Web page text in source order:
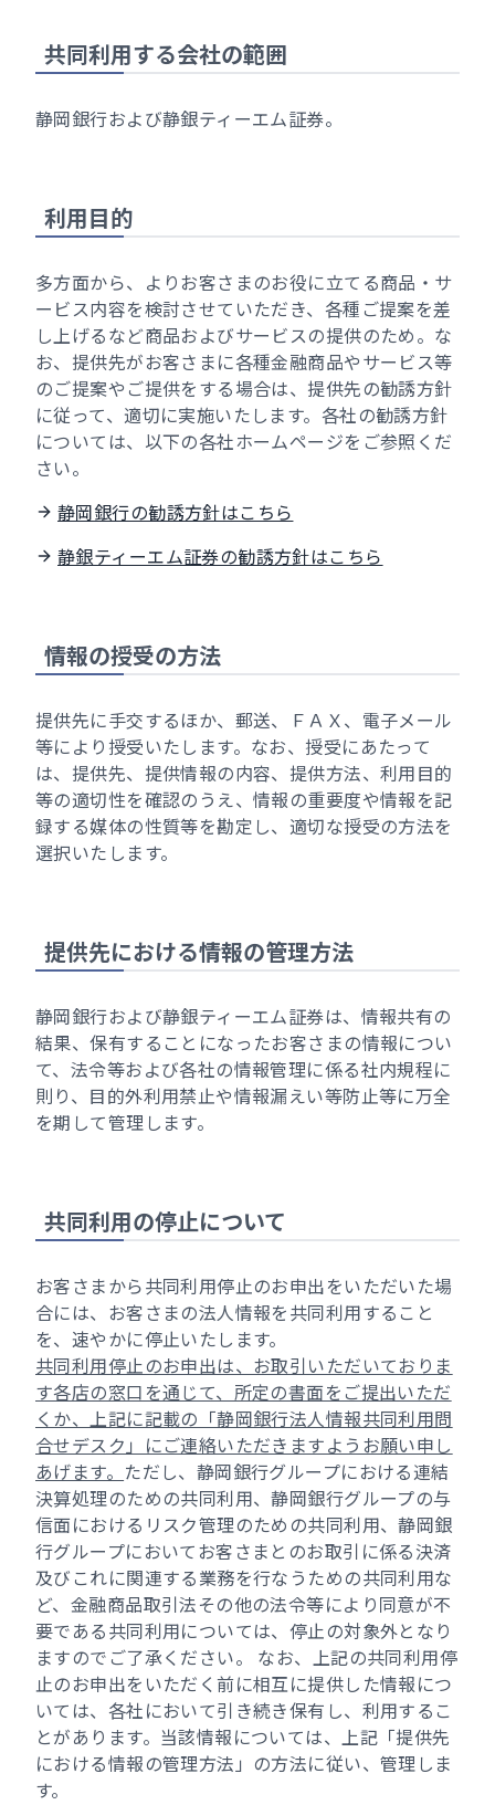
共同利用する会社の範囲
静岡銀行および静銀ティーエム証券。
利用目的
多方面から、よりお客さまのお役に立てる商品・サ
ービス内容を検討させていただき、各種ご提案を差
し上げるなど商品およびサービスの提供のため。な
お、提供先がお客さまに各種金融商品やサービス等
のご提案やご提供をする場合は、提供先の勧誘方針
に従って、適切に実施いたします。各社の勧誘方針
については、以下の各社ホームページをご参照くだ
さい。
静岡銀行の勧誘方針はこちら
静銀ティーエム証券の勧誘方針はこちら
情報の授受の方法
提供先に手交するほか、郵送、ＦＡＸ、電子メール
等により授受いたします。なお、授受にあたって
は、提供先、提供情報の内容、提供方法、利用目的
等の適切性を確認のうえ、情報の重要度や情報を記
録する媒体の性質等を勘定し、適切な授受の方法を
選択いたします。
提供先における情報の管理方法
静岡銀行および静銀ティーエム証券は、情報共有の
結果、保有することになったお客さまの情報につい
て、法令等および各社の情報管理に係る社内規程に
則り、目的外利用禁止や情報漏えい等防止等に万全
を期して管理します。
共同利用の停止について
お客さまから共同利用停止のお申出をいただいた場
合には、お客さまの法人情報を共同利用すること
を、速やかに停止いたします。
共同利用停止のお申出は、お取引いただいておりま
す各店の窓口を通じて、所定の書面をご提出いただ
くか、上記に記載の「静岡銀行法人情報共同利用問
合せデスク」にご連絡いただきますようお願い申し
あげます。 ただし、静岡銀行グループにおける連結
決算処理のための共同利用、静岡銀行グループの与
信面におけるリスク管理のための共同利用、静岡銀
行グループにおいてお客さまとのお取引に係る決済
及びこれに関連する業務を行なうための共同利用な
ど、金融商品取引法その他の法令等により同意が不
要である共同利用については、停止の対象外となり
ますのでご了承ください。 なお、上記の共同利用停
止のお申出をいただく前に相互に提供した情報につ
いては、各社において引き続き保有し、利用するこ
とがあります。当該情報については、上記「提供先
における情報の管理方法」の方法に従い、管理しま
す。